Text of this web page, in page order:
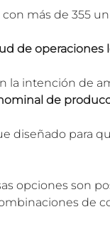
más de 355
de operaciones
la intención de
de
diseñado para
opciones son
de